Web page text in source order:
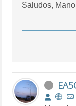
Saludos,